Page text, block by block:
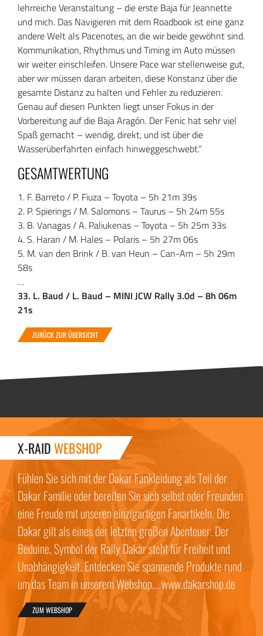
lehrreiche Veranstaltung – die erste Baja für Jeannette
und mich. Das Navigieren mit dem Roadbook ist eine ganz
andere Welt als Pacenotes, an die wir beide gewöhnt sind.
Kommunikation, Rhythmus und Timing im Auto müssen
wir weiter einschleifen. Unsere Pace war stellenweise gut,
aber wir müssen daran arbeiten, diese Konstanz über die
gesamte Distanz zu halten und Fehler zu reduzieren.
Genau auf diesen Punkten liegt unser Fokus in der
Vorbereitung auf die Baja Aragón. Der Fenic hat sehr viel
Spaß gemacht – wendig, direkt, und ist über die
Wasserüberfahrten einfach hinweggeschwebt.“
GESAMTWERTUNG
1. F. Barreto / P. Fiuza – Toyota – 5h 21m 39s
2. P. Spierings / M. Salomons – Taurus – 5h 24m 55s
3. B. Vanagas / A. Paliukenas – Toyota – 5h 25m 33s
4. S. Haran / M. Hales – Polaris – 5h 27m 06s
5. M. van den Brink / B. van Heun – Can-Am – 5h 29m
58s
…
33. L. Baud / L. Baud – MINI JCW Rally 3.0d – 8h 06m
21s
ZURÜCK ZUR ÜBERSICHT
X-RAIDWEBSHOP
Fühlen Sie sich mit der Dakar Fankleidung als Teil der
Dakar Familie oder bereiten Sie sich selbst oder Freunden
eine Freude mit unseren einzigartigen Fanartikeln. Die
Dakar gilt als eines der letzten großen Abenteuer. Der
Beduine, Symbol der Rally Dakar steht für Freiheit und
Unabhängigkeit. Entdecken Sie spannende Produkte rund
um das Team in unserem Webshop... www.dakarshop.de
ZUM WEBSHOP